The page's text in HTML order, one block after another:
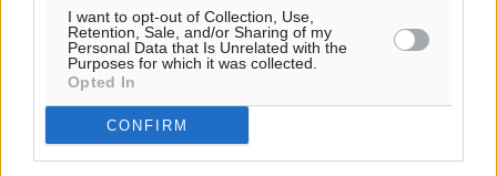
I want to opt-out of Collection, Use,
Retention, Sale, and/or Sharing of my
Personal Data that Is Unrelated with the
Purposes for which it was collected.
Opted In
CONFIRM